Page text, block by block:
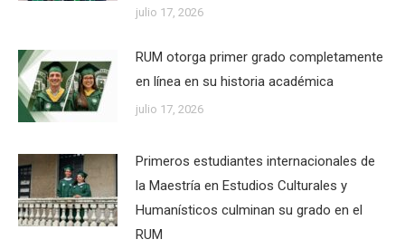
julio 17, 2026
RUM otorga primer grado completamente
en línea en su historia académica
julio 17, 2026
Primeros estudiantes internacionales de
la Maestría en Estudios Culturales y
Humanísticos culminan su grado en el
RUM